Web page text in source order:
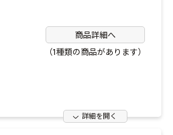
商品詳細へ
（1種類の商品があります）
詳細を開く